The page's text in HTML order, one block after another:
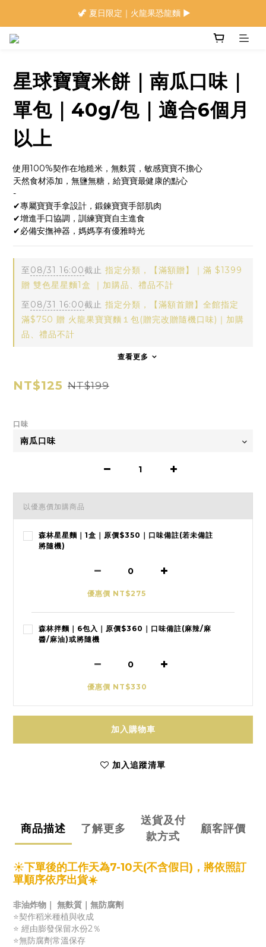
🍜 限量下單即贈 ▶︎ 南瓜x麻油拌麵1包(登入會員)
⭐️ 加入會員首購享$20購物金 ▶︎
🍜 限量下單即贈 ▶︎ 南瓜x麻油拌麵1包(登入會員)
星球寶寶米餅｜南瓜口味｜
單包｜40g/包｜適合6個月
以上
使用100%契作在地糙米，無麩質，敏感寶寶不擔心
天然食材添加，無鹽無糖，給寶寶最健康的點心
-
✔專屬寶寶手拿設計，鍛鍊寶寶手部肌肉
✔增進手口協調，訓練寶寶自主進食
✔必備安撫神器，媽媽享有優雅時光
至08/31 16:00截止 指定分類，【滿額贈】｜滿 $1399
贈 雙色星星麵1盒 ｜加購品、禮品不計
至08/31 16:00截止 指定分類，【滿額首贈】全館指定
滿$750 贈 火龍果寶寶麵１包(贈完改贈隨機口味)｜加購
品、禮品不計
查看更多
NT$125 NT$199
口味
以優惠價加購商品
森林星星麵｜1盒｜原價$350｜口味備註(若未備註
將隨機)
優惠價 NT$275
森林拌麵｜6包入｜原價$360｜口味備註(麻辣/麻
醬/麻油)或將隨機
優惠價 NT$330
加入購物車
加入追蹤清單
商品描述 了解更多
送貨及付
款方式
顧客評價
☀️下單後的工作天為7-10天(不含假日)，將依照訂
單順序依序出貨☀️
非油炸物｜ 無麩質｜無防腐劑
⭐️契作稻米種植與收成
⭐️ 經由膨發保留水份2％
⭐️無防腐劑常溫保存